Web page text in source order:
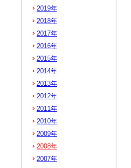
2019年
2018年
2017年
2016年
2015年
2014年
2013年
2012年
2011年
2010年
2009年
2008年
2007年